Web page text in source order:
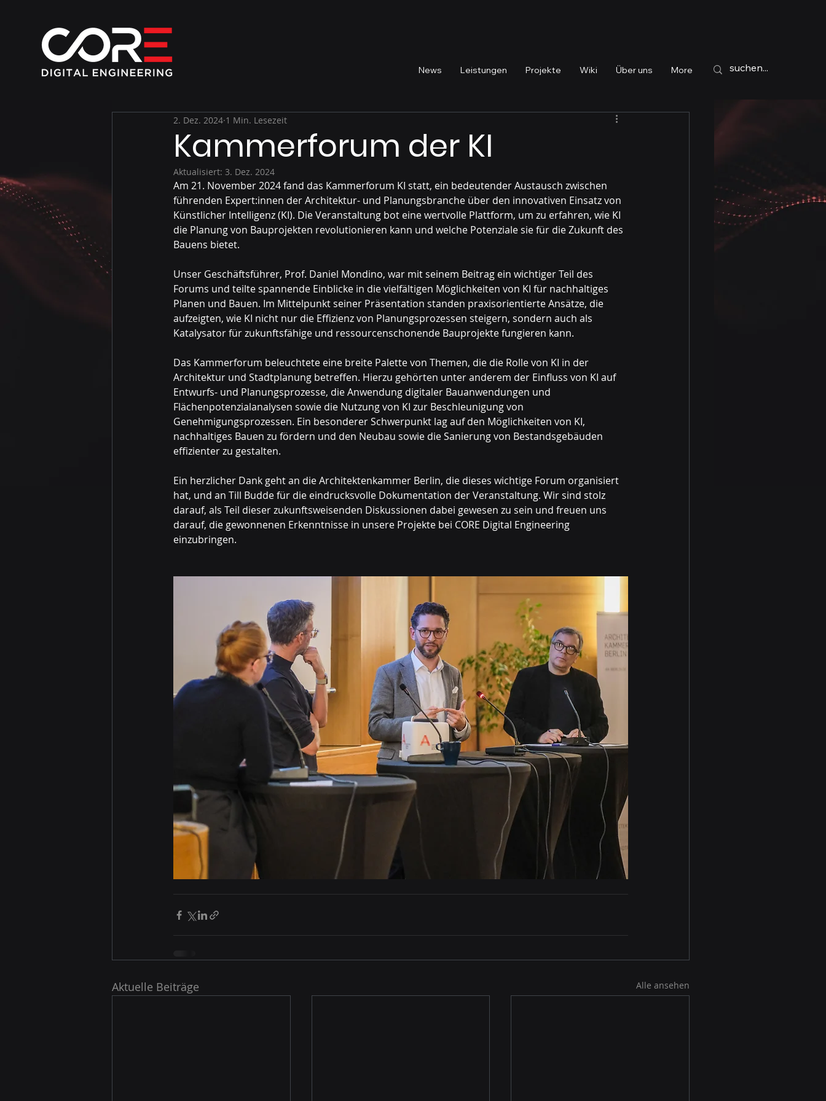
News Leistungen Projekte Wiki Über uns More
Kammerforum der KI
2. Dez. 2024 1 Min. Lesezeit
Aktualisiert: 3. Dez. 2024
Am 21. November 2024 fand das Kammerforum KI statt, ein bedeutender Austausch zwischen
führenden Expert:innen der Architektur- und Planungsbranche über den innovativen Einsatz von
Künstlicher Intelligenz (KI). Die Veranstaltung bot eine wertvolle Plattform, um zu erfahren, wie KI
die Planung von Bauprojekten revolutionieren kann und welche Potenziale sie für die Zukunft des
Bauens bietet.
Unser Geschäftsführer, Prof. Daniel Mondino, war mit seinem Beitrag ein wichtiger Teil des
Forums und teilte spannende Einblicke in die vielfältigen Möglichkeiten von KI für nachhaltiges
Planen und Bauen. Im Mittelpunkt seiner Präsentation standen praxisorientierte Ansätze, die
aufzeigten, wie KI nicht nur die Effizienz von Planungsprozessen steigern, sondern auch als
Katalysator für zukunftsfähige und ressourcenschonende Bauprojekte fungieren kann.
Das Kammerforum beleuchtete eine breite Palette von Themen, die die Rolle von KI in der
Architektur und Stadtplanung betreffen. Hierzu gehörten unter anderem der Einfluss von KI auf
Entwurfs- und Planungsprozesse, die Anwendung digitaler Bauanwendungen und
Flächenpotenzialanalysen sowie die Nutzung von KI zur Beschleunigung von
Genehmigungsprozessen. Ein besonderer Schwerpunkt lag auf den Möglichkeiten von KI,
nachhaltiges Bauen zu fördern und den Neubau sowie die Sanierung von Bestandsgebäuden
effizienter zu gestalten.
Ein herzlicher Dank geht an die Architektenkammer Berlin, die dieses wichtige Forum organisiert
hat, und an Till Budde für die eindrucksvolle Dokumentation der Veranstaltung. Wir sind stolz
darauf, als Teil dieser zukunftsweisenden Diskussionen dabei gewesen zu sein und freuen uns
darauf, die gewonnenen Erkenntnisse in unsere Projekte bei CORE Digital Engineering
einzubringen.
Aktuelle Beiträge Alle ansehen